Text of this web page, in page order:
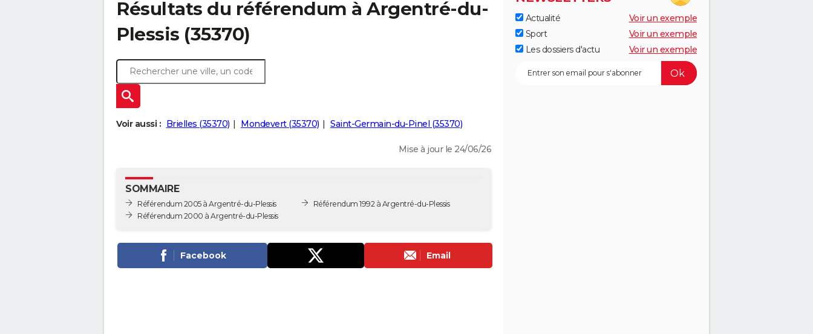
Résultats du référendum à Argentré-du-
Plessis (35370)
Voir aussi : Brielles (35370) Mondevert (35370) Saint-Germain-du-Pinel (35370)
Mise à jour le 24/06/26
SOMMAIRE
Référendum 2005 à Argentré-du-Plessis
Référendum 2000 à Argentré-du-Plessis
Référendum 1992 à Argentré-du-Plessis
Facebook Email
Actualité
Voir un exemple
Sport
Voir un exemple
Les dossiers d'actu
Voir un exemple